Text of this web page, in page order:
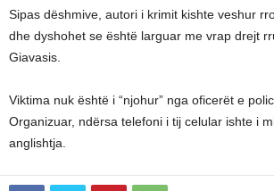
Sipas dëshmive, autori i krimit kishte veshur
dhe dyshohet se është larguar me vrap drejt
Giavasis.
Viktima nuk është i “njohur” nga oficerët e
Organizuar, ndërsa telefoni i tij celular ishte i
anglishtja.